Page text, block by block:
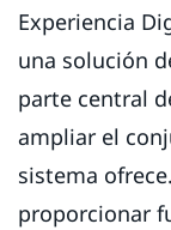
Experiencia
una solución
parte central
ampliar el
sistema
proporcionar